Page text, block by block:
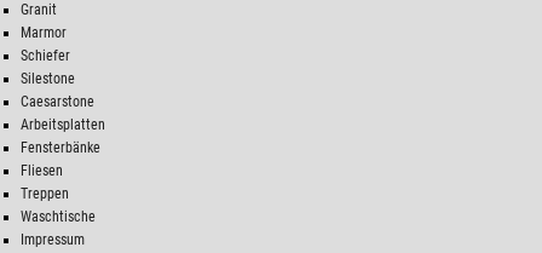
Granit
Marmor
Schiefer
Silestone
Caesarstone
Arbeitsplatten
Fensterbänke
Fliesen
Treppen
Waschtische
Impressum